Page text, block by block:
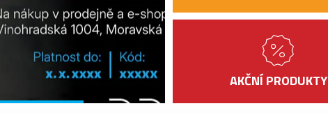
AKČNÍ PRODUKTY